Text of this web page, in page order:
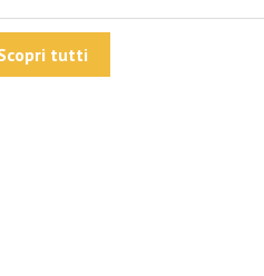
tutti